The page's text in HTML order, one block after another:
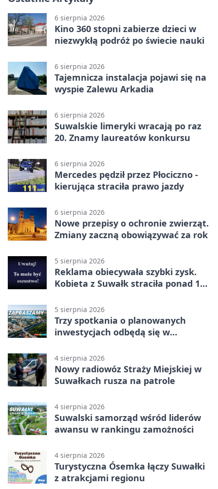
6 sierpnia 2026
Kino 360 stopni zabierze dzieci w
niezwykłą podróż po świecie nauki
6 sierpnia 2026
Tajemnicza instalacja pojawi się na
wyspie Zalewu Arkadia
6 sierpnia 2026
Suwalskie limeryki wracają po raz
20. Znamy laureatów konkursu
6 sierpnia 2026
Mercedes pędził przez Płociczno -
kierująca straciła prawo jazdy
6 sierpnia 2026
Nowe przepisy o ochronie zwierząt.
Zmiany zaczną obowiązywać za rok
5 sierpnia 2026
Reklama obiecywała szybki zysk.
Kobieta z Suwałk straciła ponad 190
5 sierpnia 2026
Trzy spotkania o planowanych
inwestycjach odbędą się w
4 sierpnia 2026
Nowy radiowóz Straży Miejskiej w
Suwałkach rusza na patrole
4 sierpnia 2026
Suwalski samorząd wśród liderów
awansu w rankingu zamożności
4 sierpnia 2026
Turystyczna Ósemka łączy Suwałki
z atrakcjami regionu